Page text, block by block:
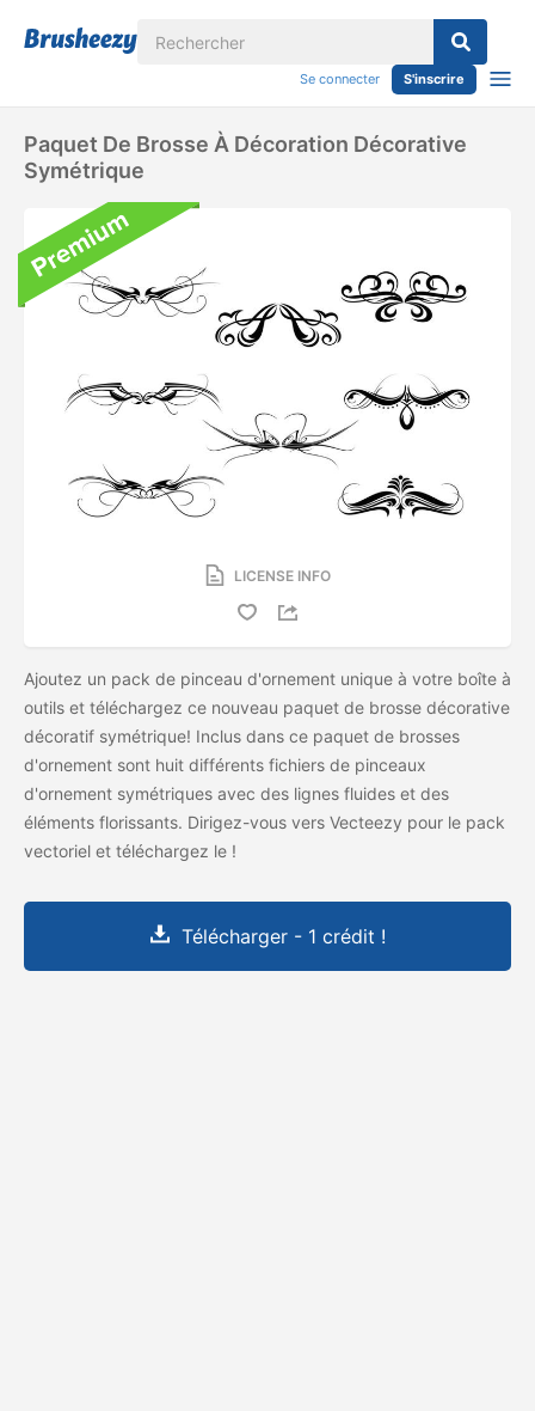
Se connecter S'inscrire
Paquet De Brosse À Décoration Décorative
Symétrique
LICENSE INFO
Ajoutez un pack de pinceau d'ornement unique à votre boîte à
outils et téléchargez ce nouveau paquet de brosse décorative
décoratif symétrique! Inclus dans ce paquet de brosses
d'ornement sont huit différents fichiers de pinceaux
d'ornement symétriques avec des lignes fluides et des
éléments florissants. Dirigez-vous vers Vecteezy pour le pack
vectoriel et téléchargez le !
Télécharger - 1 crédit !